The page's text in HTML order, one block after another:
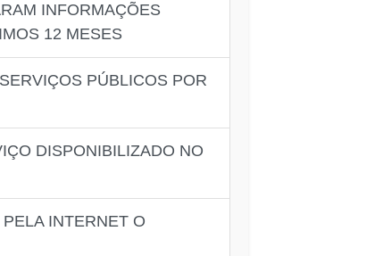
INFORMAÇÕES
12 MESES
PÚBLICOS POR
DISPONIBILIZADO NO
INTERNET O